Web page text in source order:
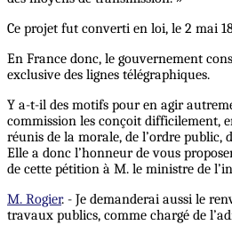
Ce projet fut converti en loi, le 2 mai
En France donc, le gouvernement
exclusive des lignes télégraphiques.
Y a-t-il des motifs pour en agir
commission les conçoit difficilement,
réunis de la morale, de l’ordre public,
Elle a donc l’honneur de vous
de cette pétition à M. le ministre de
M. Rogier. - Je demanderai aussi le
travaux publics, comme chargé de